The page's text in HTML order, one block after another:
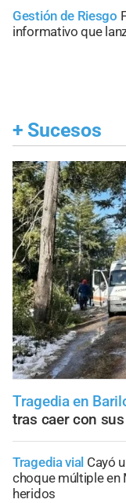
Gestión de Riesgo
informativo que
+ Sucesos
Tragedia en
tras caer con
Tragedia vial Cayó
choque múltiple en
heridos